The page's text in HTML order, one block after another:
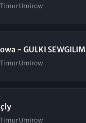
Umirow
- GULKI SEWGILIM
Umirow
Umirow